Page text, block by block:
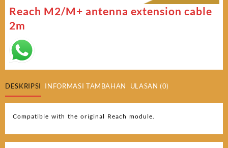
Reach M2/M+ antenna extension cable
2m
DESKRIPSI INFORMASI TAMBAHAN ULASAN (0)
Compatible with the original Reach module.